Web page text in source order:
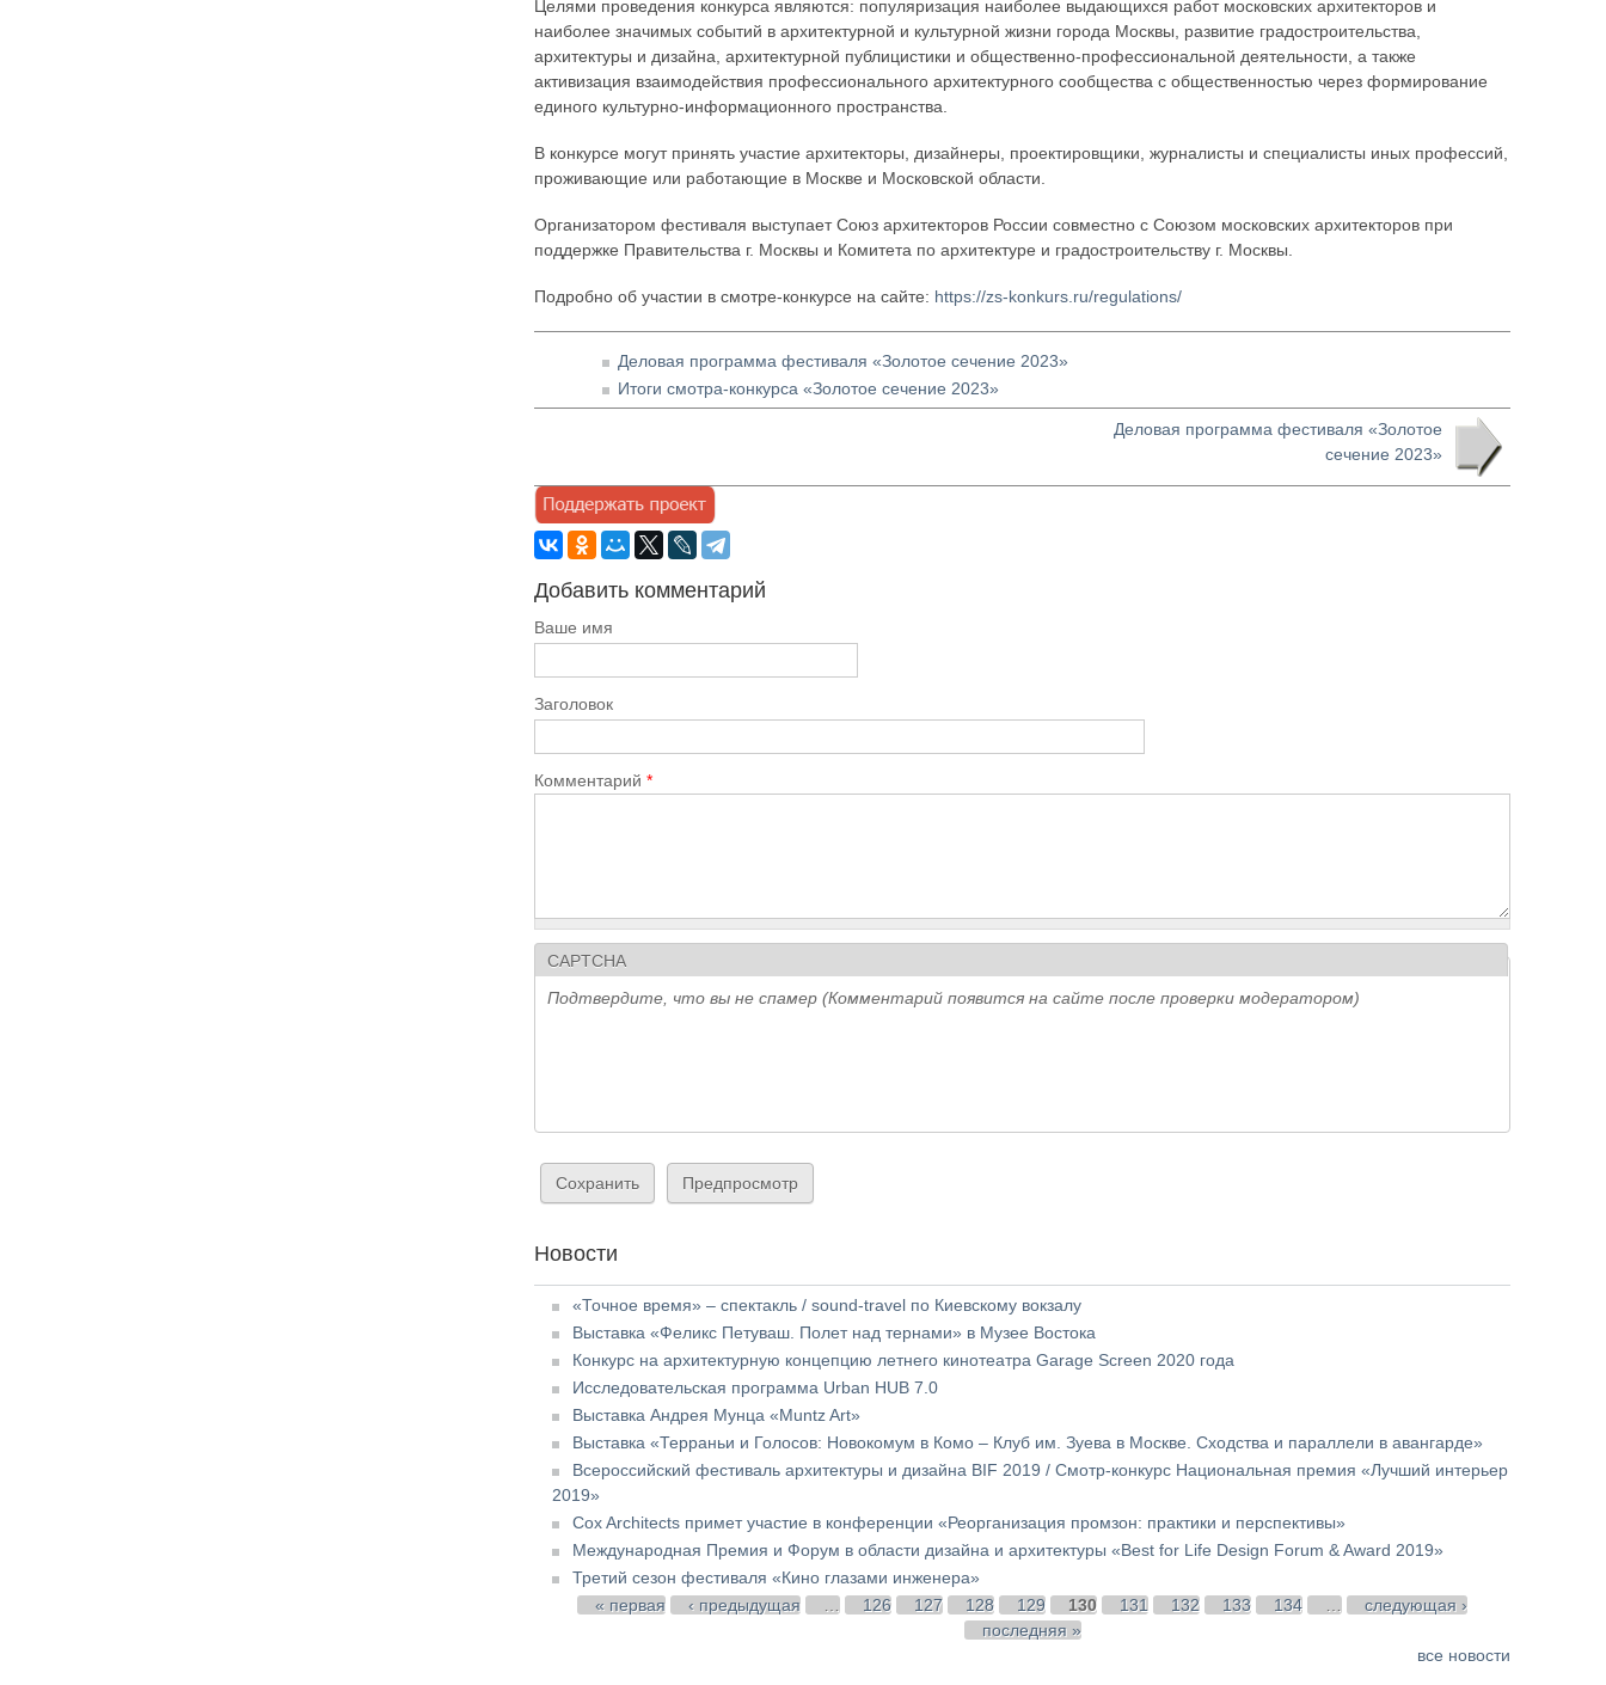
Целями проведения конкурса являются: популяризация наиболее выдающихся работ московских архитекторов и
наиболее значимых событий в архитектурной и культурной жизни города Москвы, развитие градостроительства,
архитектуры и дизайна, архитектурной публицистики и общественно-профессиональной деятельности, а также
активизация взаимодействия профессионального архитектурного сообщества с общественностью через формирование
единого культурно-информационного пространства.
В конкурсе могут принять участие архитекторы, дизайнеры, проектировщики, журналисты и специалисты иных профессий,
проживающие или работающие в Москве и Московской области.
Организатором фестиваля выступает Союз архитекторов России совместно с Союзом московских архитекторов при
поддержке Правительства г. Москвы и Комитета по архитектуре и градостроительству г. Москвы.
Подробно об участии в смотре-конкурсе на сайте: https://zs-konkurs.ru/regulations/
Деловая программа фестиваля «Золотое сечение 2023»
Итоги смотра-конкурса «Золотое сечение 2023»
Деловая программа фестиваля «Золотое
сечение 2023»
Добавить комментарий
Ваше имя
Заголовок
Комментарий*
CAPTCHA
Подтвердите, что вы не спамер (Комментарий появится на сайте после проверки модератором)
Новости
«Точное время» – спектакль / sound-travel по Киевскому вокзалу
Выставка «Феликс Петуваш. Полет над тернами» в Музее Востока
Конкурс на архитектурную концепцию летнего кинотеатра Garage Screen 2020 года
Исследовательская программа Urban HUB 7.0
Выставка Андрея Мунца «Muntz Art»
Выставка «Терраньи и Голосов: Новокомум в Комо – Клуб им. Зуева в Москве. Сходства и параллели в авангарде»
Всероссийский фестиваль архитектуры и дизайна BIF 2019 / Смотр-конкурс Национальная премия «Лучший интерьер
2019»
Cox Architects примет участие в конференции «Реорганизация промзон: практики и перспективы»
Международная Премия и Форум в области дизайна и архитектуры «Best for Life Design Forum & Award 2019»
Третий сезон фестиваля «Кино глазами инженера»
Страницы
« первая ‹ предыдущая 126 127 128 129 130 131 132 133 134
следующая ›
последняя »
все новости